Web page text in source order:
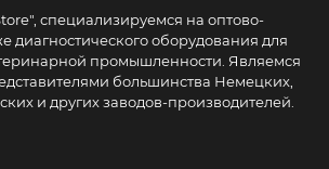
специализируемся на оптово-
диагностического оборудования для
промышленности. Являемся
большинства Немецких,
и других заводов-производителей.